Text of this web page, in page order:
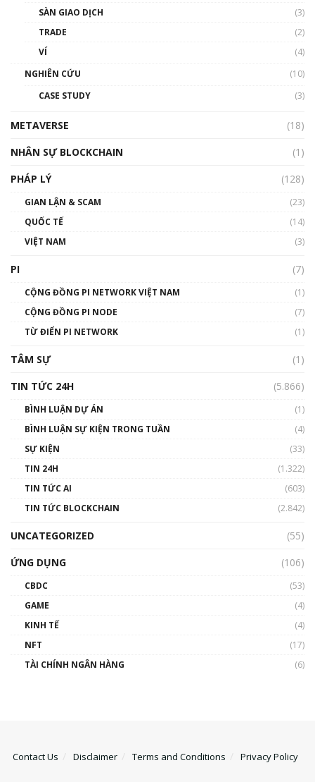
thống & Crypto qua các cuộc chiến | Phổ cập
01:32:59
gió ấm
Talkshow 14: MemeCoin – Trò đùa tỷ đô
01:29:26
SÀN GIAO DỊCH
(3)
TRADE
(2)
VÍ
(4)
NGHIÊN CỨU
(10)
CASE STUDY
(3)
METAVERSE
(18)
NHÂN SỰ BLOCKCHAIN
(1)
PHÁP LÝ
(128)
GIAN LẬN & SCAM
(23)
QUỐC TẾ
(14)
VIỆT NAM
(3)
PI (7)
CỘNG ĐỒNG PI NETWORK VIỆT NAM
(1)
CỘNG ĐỒNG PI NODE
(7)
TỪ ĐIỂN PI NETWORK
(1)
TÂM SỰ
(1)
TIN TỨC 24H
(5.866)
BÌNH LUẬN DỰ ÁN
(1)
BÌNH LUẬN SỰ KIỆN TRONG TUẦN
(4)
SỰ KIỆN
(33)
TIN 24H
(1.322)
TIN TỨC AI
(603)
TIN TỨC BLOCKCHAIN
(2.842)
UNCATEGORIZED
(55)
ỨNG DỤNG
(106)
CBDC
(53)
GAME
(4)
KINH TẾ
(4)
NFT
(17)
TÀI CHÍNH NGÂN HÀNG
(6)
Contact Us Disclaimer Terms and Conditions Privacy Policy